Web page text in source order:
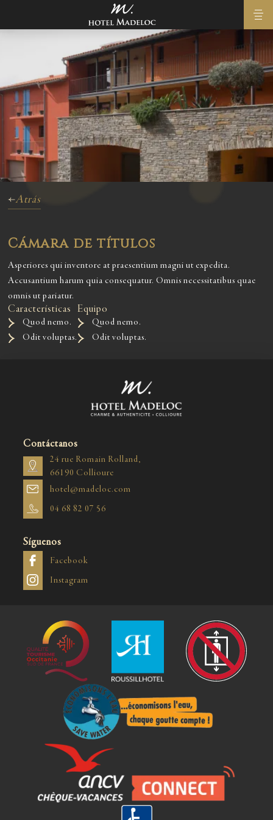
Atrás
Cámara de títulos
Asperiores qui inventore at praesentium magni ut expedita.
Accusantium harum quia consequatur. Omnis necessitatibus quae
omnis ut pariatur.
Características
Quod nemo.
Odit voluptas.
Equipo
Quod nemo.
Odit voluptas.
Contáctanos
24 rue Romain Rolland,
66190 Collioure
hotel@madeloc.com
04 68 82 07 56
Síguenos
Facebook
Instagram